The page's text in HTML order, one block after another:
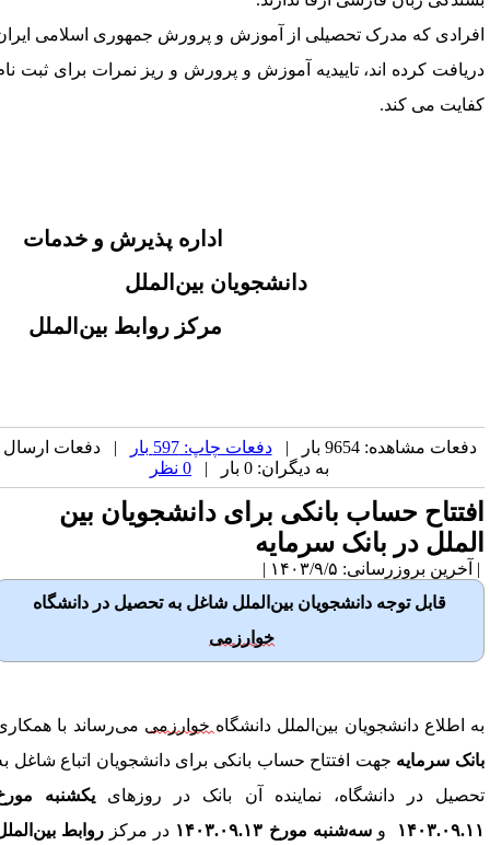
که مدرک تحصیلی از آموزش و پرورش جمهوری اسلامی ایران
کرده اند، تاییدیه آموزش و پرورش و ریز نمرات برای ثبت نام
می کند.
اداره پذیرش و خدمات
دانشجویان بین‌الملل
مرکز
روابط بین‌الملل
دفعات مشاهده: 9654 بار | دفعات چاپ: 597 بار
| دفعات ارسال
به دیگران: 0 بار |
حساب بانکی برای دانشجویان بین
در بانک سرمایه
بروزرسانی: ۱۴۰۳/۹/۵ |
قابل توجه دانشجویان بین‌المللشاغل به تحصیل در دانشگاه
خوارزمی
اطلاع دانشجویان بین‌الملل دانشگاه خوارزمی می‌رساند
با همکاری
سرمایه
جهت افتتاح حساب بانکی برای دانشجویان اتباع شاغل به
در دانشگاه، نماینده آن بانک در روزهای
یکشنبه مورخ
و سه‌شنبه مورخ ۱۴۰۳.۰۹.۱۳ در مرکز روابط بین‌الملل